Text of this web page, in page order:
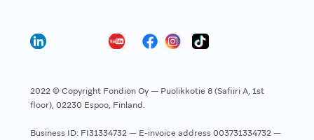
2022 © Copyright Fondion Oy — Puolikkotie 8 (Safiiri A, 1st
floor), 02230 Espoo, Finland.
Business ID: FI31334732 — E-invoice address 003731334732 —